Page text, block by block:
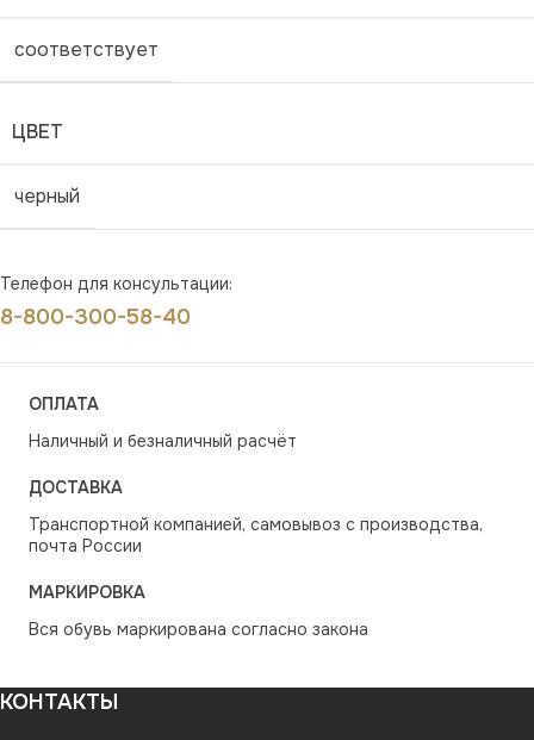
соответствует
ЦВЕТ
черный
Телефон для консультации:
8-800-300-58-40
ОПЛАТА
Наличный и безналичный расчёт
ДОСТАВКА
Транспортной компанией, самовывоз с производства,
почта России
МАРКИРОВКА
Вся обувь маркирована согласно закона
КОНТАКТЫ